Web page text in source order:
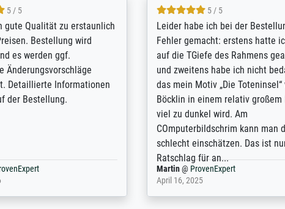
5 / 5
recommended. The
and payment process
was efficient and
exceeds expectations. I
the UK and found the site
a specific print - I am very
5 / 5
The team at Meisterdrucke
meet its clients demands, and
expert advice on how to obtain
results for the prints requested
client. The company has a vast
repertoire of prints to choose
will provide excellent service
regards to prints which are not
repertoire. Highly
Anonym@ProvenExpert
April 22, 2026